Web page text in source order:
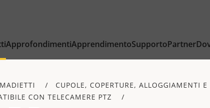
ApprofondimentiApprendimentoSupportoPartner
CUPOLE, COPERTURE, ALLOGGIAMENTI
CON TELECAMERE PTZ